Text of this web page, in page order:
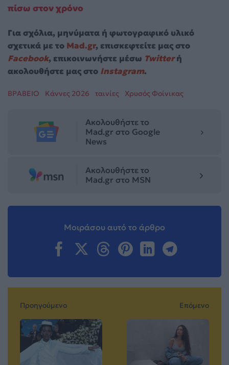
πίσω στον χρόνο
Για σχόλια, μηνύματα ή φωτογραφικό υλικό
σχετικά με το Mad.gr, επισκεφτείτε μας στο
Facebook, επικοινωνήστε μέσω Twitterή
ακολουθήστε μας στο Instagram.
ΒΡΑΒΕΙΟ Κάννες 2026 ταινίες Χρυσός Φοίνικας
Ακολουθήστε το
Mad.gr στο Google
News
Ακολουθήστε το
Mad.gr στο MSN
Μοιράσου αυτό το άρθρο
Προηγούμενο Επόμενο